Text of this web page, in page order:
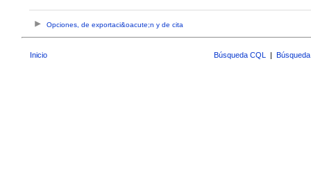
Opciones, de exportaci&oacute;n y de cita
Inicio Búsqueda CQL |